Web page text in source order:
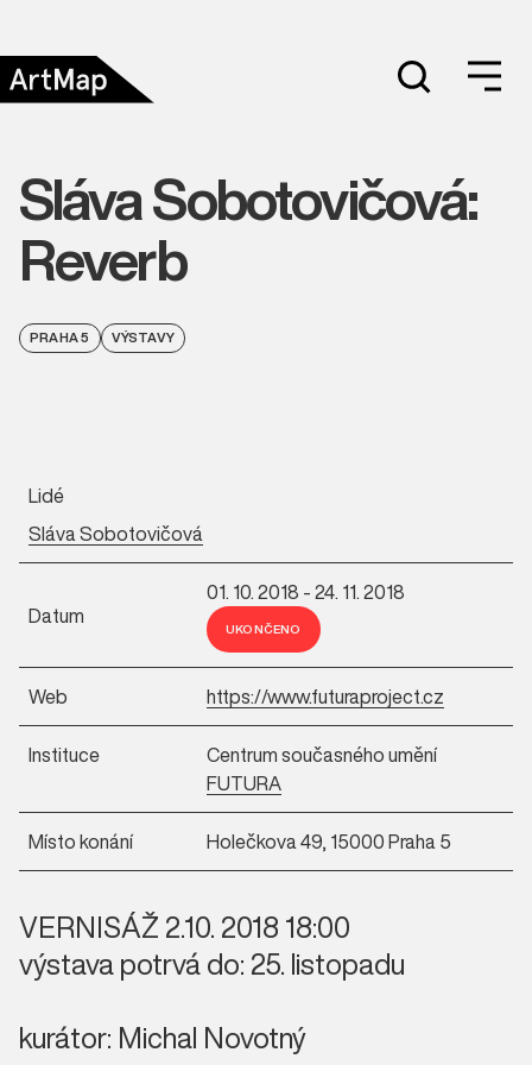
Sláva Sobotovičová:
Reverb
PRAHA 5 VÝSTAVY
Lidé
Sláva Sobotovičová
Datum
01. 10. 2018 - 24. 11. 2018
UKONČENO
Web https://www.futuraproject.cz
Instituce
Centrum současného umění
FUTURA
Místo konání Holečkova 49, 15000 Praha 5
VERNISÁŽ 2.10. 2018 18:00
výstava potrvá do: 25. listopadu
kurátor: Michal Novotný